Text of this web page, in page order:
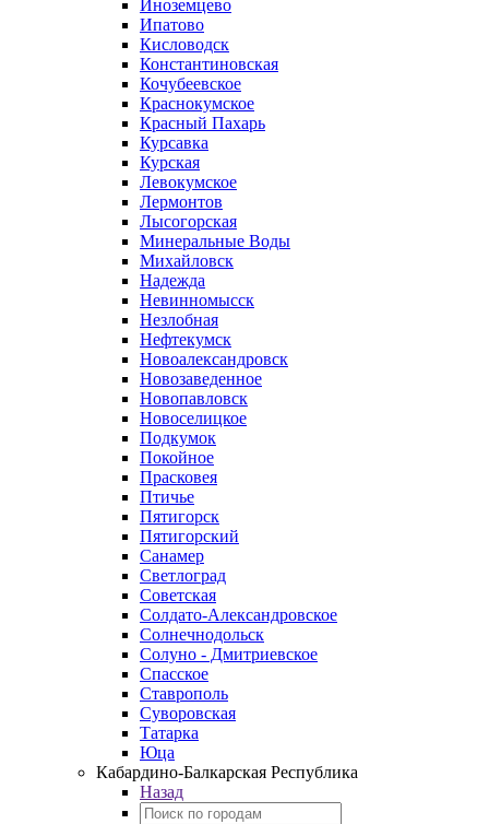
Иноземцево
Ипатово
Кисловодск
Константиновская
Кочубеевское
Краснокумское
Красный Пахарь
Курсавка
Курская
Левокумское
Лермонтов
Лысогорская
Минеральные Воды
Михайловск
Надежда
Невинномысск
Незлобная
Нефтекумск
Новоалександровск
Новозаведенное
Новопавловск
Новоселицкое
Подкумок
Покойное
Прасковея
Птичье
Пятигорск
Пятигорский
Санамер
Светлоград
Советская
Солдато-Александровское
Солнечнодольск
Солуно - Дмитриевское
Спасское
Ставрополь
Суворовская
Татарка
Юца
Кабардино‑Балкарская Республика
Назад